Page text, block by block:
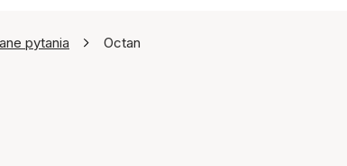
pytania Octan